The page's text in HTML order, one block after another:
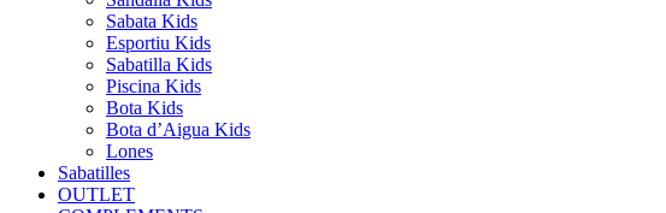
Sabata Kids
Esportiu Kids
Sabatilla Kids
Piscina Kids
Bota Kids
Bota d’Aigua Kids
Lones
Sabatilles
OUTLET